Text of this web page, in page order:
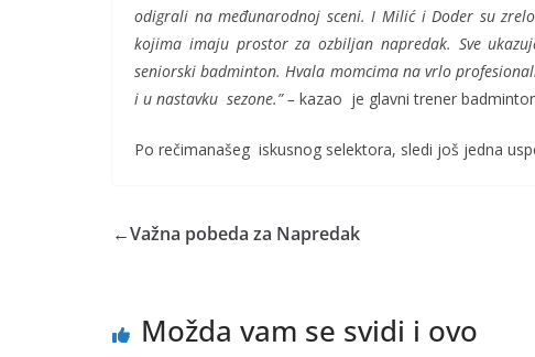
odigrali na međunarodnoj sceni. I Milić i Doder su
kojima imaju prostor za ozbiljan napredak. Sve
seniorski badminton. Hvala momcima na vrlo
i u nastavku sezone.” – kazao je glavni trener
Po rečimanašeg iskusnog selektora, sledi još jedna
←Važna pobeda za Napredak
Možda vam se svidi i ovo